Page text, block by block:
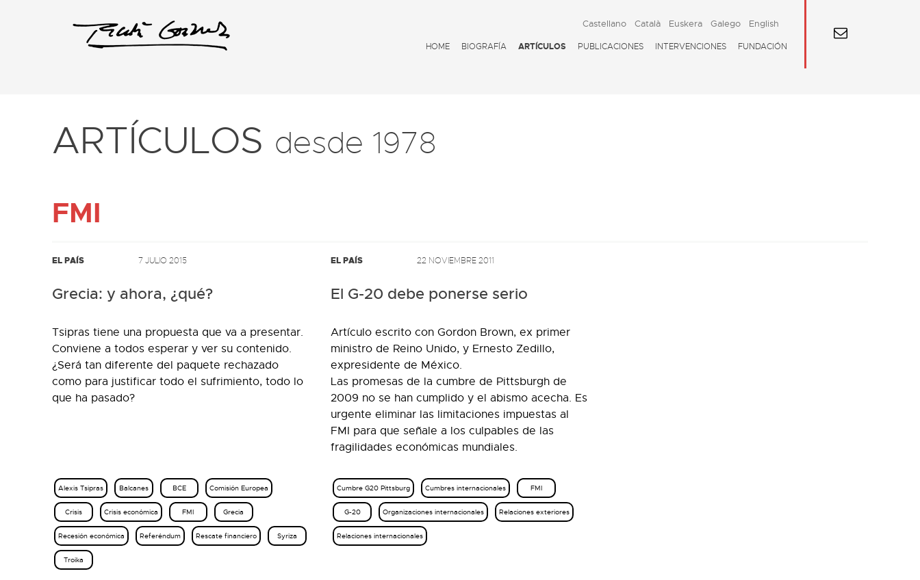
HOME BIOGRAFÍA ARTÍCULOS PUBLICACIONES INTERVENCIONES FUNDACIÓN
Castellano Català Euskera Galego English
ARTÍCULOS desde 1978
FMI
EL PAÍS 7 JULIO 2015
Grecia: y ahora, ¿qué?
Tsipras tiene una propuesta que va a presentar.
Conviene a todos esperar y ver su contenido.
¿Será tan diferente del paquete rechazado
como para justificar todo el sufrimiento, todo lo
que ha pasado?
Alexis Tsipras Balcanes BCE Comisión Europea
Crisis Crisis económica FMI Grecia
Recesión económica Referéndum Rescate financiero Syriza
Troika
EL PAÍS 22 NOVIEMBRE 2011
El G-20 debe ponerse serio
Artículo escrito con Gordon Brown, ex primer
ministro de Reino Unido, y Ernesto Zedillo,
expresidente de México.
Las promesas de la cumbre de Pittsburgh de
2009 no se han cumplido y el abismo acecha. Es
urgente eliminar las limitaciones impuestas al
FMI para que señale a los culpables de las
fragilidades económicas mundiales.
Cumbre G20 Pittsburg Cumbres internacionales FMI
G-20 Organizaciones internacionales Relaciones exteriores
Relaciones internacionales